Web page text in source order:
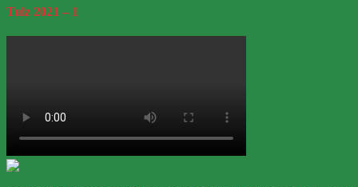
Tulz 2021 – 1